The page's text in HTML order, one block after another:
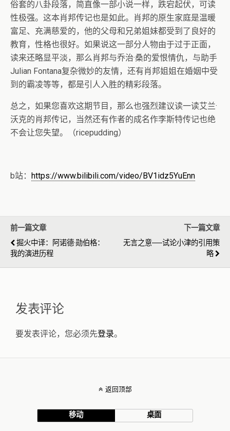
俗套的八卦段落，简直像一部小说一样，跌宕起伏，可读
性极强。这本肖邦传记也是如此。肖邦的原生家庭是温暖
富足、充满慈爱的，他的父母和兄弟姐妹都受到了良好的
教育，性格也很好。如果说这一部分人物由于过于正面，
读来还略显平淡，那么肖邦与乔治·桑的爱恨情仇，与助手
Julian Fontana复杂微妙的友情，还有肖邦姐姐在婚姻中受
到的霸凌等等，都是引人入胜的精彩段落。
总之，如果您喜欢这期节目，那么也强烈建议读一读艾兰·
沃克的肖邦传记，当然还有作者的成名作李斯特传记也绝
不会让您失望。（ricepudding）
b站： https://www.bilibili.com/video/BV1idz5YuEnn
前一篇文章
掘火中译：阿诺德·勋伯格：
我的演进历程
下一篇文章
无言之意──试论小津的引用策
略
发表评论
要发表评论，您必须先登录。
返回顶部
移动 桌面